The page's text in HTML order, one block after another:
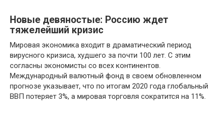
Новые девяностые: Россию ждет
тяжелейший кризис
Мировая экономика входит в драматический период
вирусного кризиса, худшего за почти 100 лет. С этим
согласны экономисты со всех континентов.
Международный валютный фонд в своем обновленном
прогнозе указывает, что по итогам 2020 года глобальный
ВВП потеряет 3%, а мировая торговля сократится на 11%.